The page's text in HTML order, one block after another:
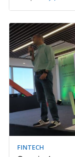
FINTECH